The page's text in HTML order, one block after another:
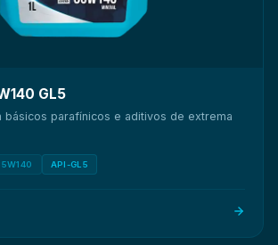
GL5
básicos parafínicos e aditivos de extrema
API-GL5